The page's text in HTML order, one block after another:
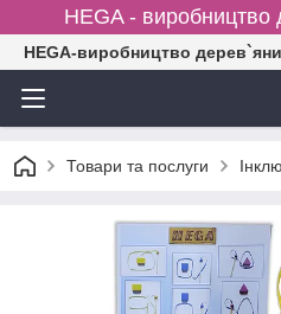
HEGA - виробництво
HEGA-виробництво
Товари та послуги